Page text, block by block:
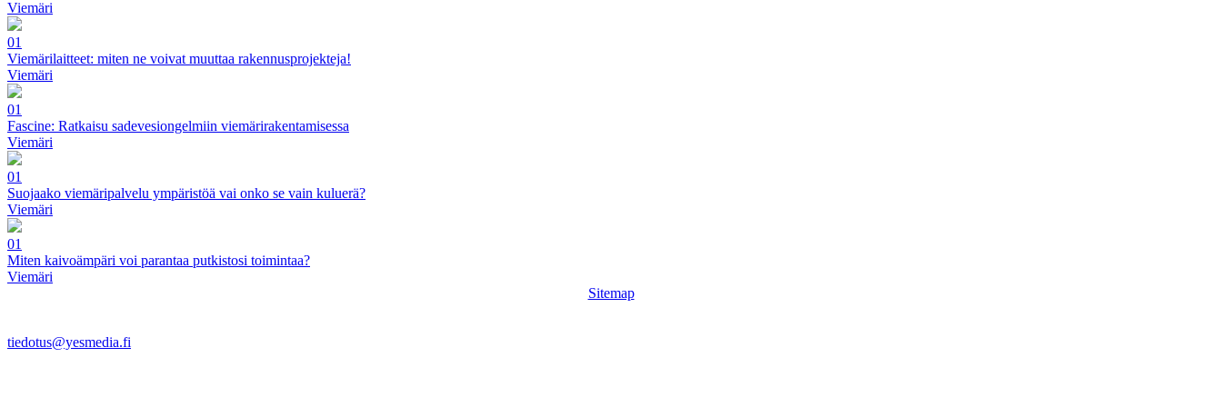
Viemäri
01
Viemärilaitteet: miten ne voivat muuttaa rakennusprojekteja!
Viemäri
01
Fascine: Ratkaisu sadevesiongelmiin viemärirakentamisessa
Viemäri
01
Suojaako viemäripalvelu ympäristöä vai onko se vain kuluerä?
Viemäri
01
Miten kaivoämpäri voi parantaa putkistosi toimintaa?
Viemäri
Sitemap
tiedotus@yesmedia.fi